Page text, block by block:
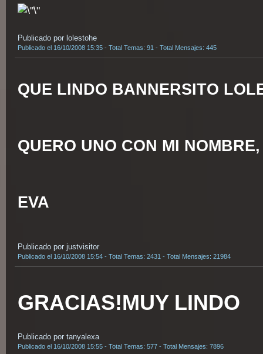
Publicado por lolestohe
Publicado el 16/10/2008 15:35 - Total Temas: 91 - Total Mensajes: 445
QUE LINDO BANNERSITO
QUERO UNO CON MI
EVA
Publicado por justvisitor
Publicado el 16/10/2008 15:54 - Total Temas: 2431 - Total Mensajes: 21984
GRACIAS!MUY LINDO
Publicado por tanyalexa
Publicado el 16/10/2008 15:55 - Total Temas: 577 - Total Mensajes: 7896